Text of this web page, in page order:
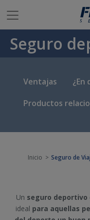
Saltar al contenido principal
Seguro
Ventajas
¿En
Productos
Inicio Seguro de
Un seguro deportivo
ideal para aquellas